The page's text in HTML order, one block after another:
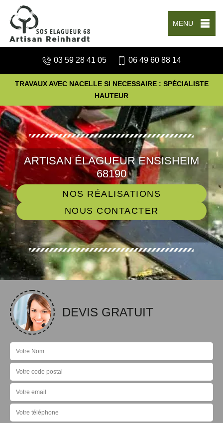
MENU
03 59 28 41 05 06 49 60 88 14
TRAVAUX AVEC NACELLE SI NECESSAIRE : SPÉCIALISTE
HAUTEUR
ARTISAN ÉLAGUEUR ENSISHEIM
68190
NOS RÉALISATIONS
NOUS CONTACTER
DEVIS GRATUIT